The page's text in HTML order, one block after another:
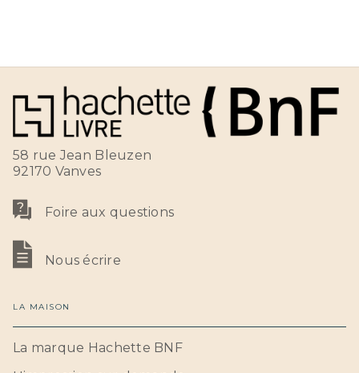
58 rue Jean Bleuzen
92170 Vanves
Foire aux questions
Nous écrire
LA MAISON
La marque Hachette BNF